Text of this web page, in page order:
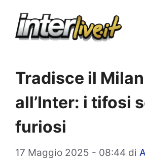
Tradisce il
all’Inter: i tifosi
furiosi
17 Maggio 2025 - 08:44 di